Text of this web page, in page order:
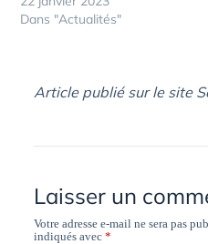
Dans "Actualités"
Article publié sur le site
Laisser un
Votre adresse e-mail ne sera pas
indiqués avec*